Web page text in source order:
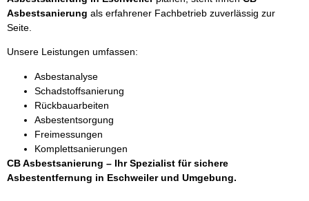
Asbestsanierung als erfahrener Fachbetrieb zuverlässig zur
Seite.
Unsere Leistungen umfassen:
Asbestanalyse
Schadstoffsanierung
Rückbauarbeiten
Asbestentsorgung
Freimessungen
Komplettsanierungen
CB Asbestsanierung – Ihr Spezialist für sichere
Asbestentfernung in Eschweiler und Umgebung.